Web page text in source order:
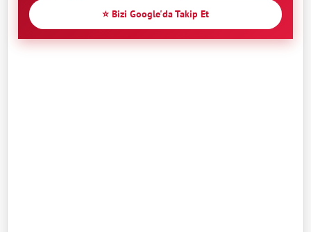
⭐ Bizi Google'da Takip Et